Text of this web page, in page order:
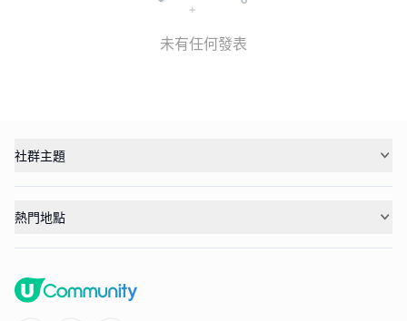
未有任何發表
社群主題
熱門地點